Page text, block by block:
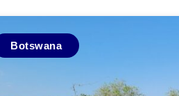
Botswana